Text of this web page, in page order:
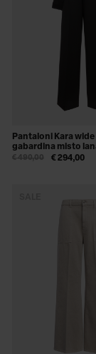
Pantaloni Kara wide
gabardina misto
€ 294,00
€ 490,00